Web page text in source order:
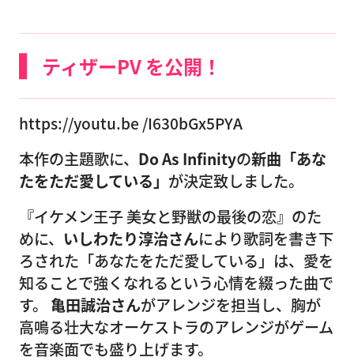
ティザーPV を公開！
https://youtu.be /I630bGx5PYA
本作の主題歌に、 Do As Infinityの新曲「あな
たをただ愛している」 が決定致しました。
『イケメン王子 美女と野獣の最後の恋』のた
めに、 いしわたり淳治さんにより歌詞を書き下
ろされた「あなたをただ愛している」は、愛を
知ることで強くなれるという心情を綴った曲で
す。 亀田誠治さんがアレンジを担当し、胸が
高鳴る壮大なオーケストラのアレンジがゲーム
を音楽面でも盛り上げます。